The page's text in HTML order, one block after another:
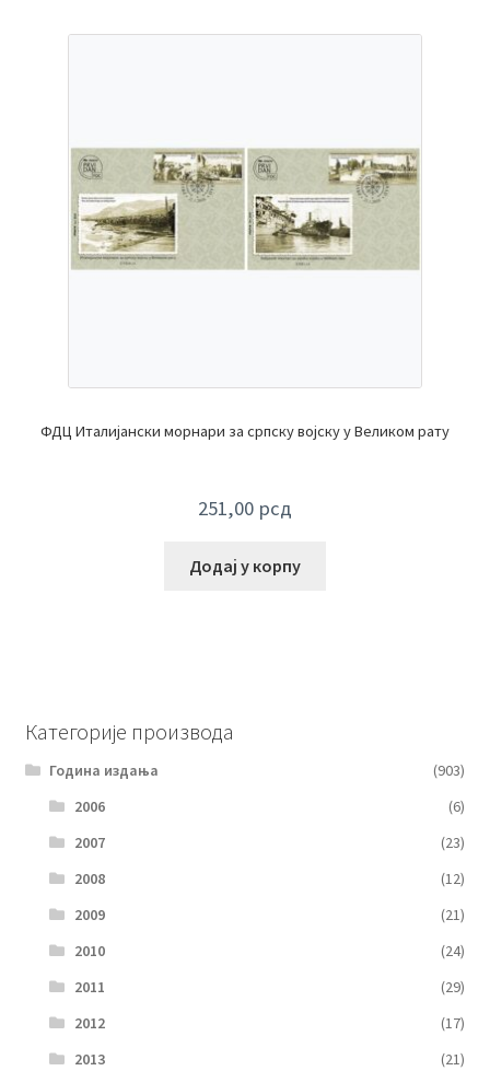
ФДЦ Италијански морнари за српску војску у Великом рату
251,00 рсд
Додај у корпу
Категорије производа
Година издања
(903)
2006
(6)
2007
(23)
2008
(12)
2009
(21)
2010
(24)
2011
(29)
2012
(17)
2013
(21)